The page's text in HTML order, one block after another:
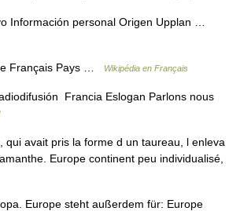
Información personal Origen Upplan …
Français Pays … Wikipédia en Français
Francia Eslogan Parlons nous
avait pris la forme d un taureau, l enleva
Europe continent peu individualisé,
Europe steht außerdem für: Europe